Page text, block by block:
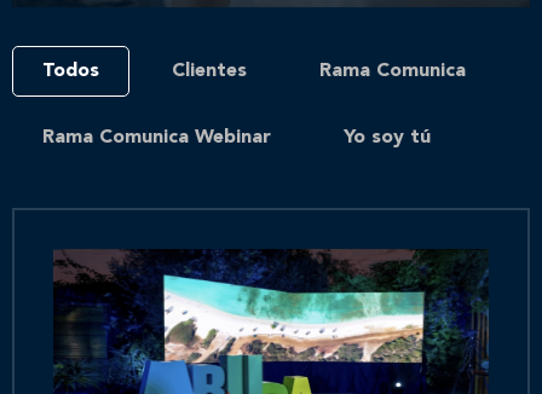
Todos Clientes Rama Comunica
Rama Comunica Webinar Yo soy tú